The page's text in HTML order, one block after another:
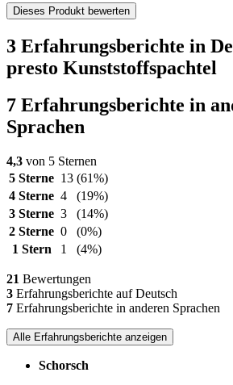
Dieses Produkt bewerten
3 Erfahrungsberichte in
presto Kunststoffspachtel
7 Erfahrungsberichte in
Sprachen
4,3 von 5 Sternen
5 Sterne 13 (61%)
4 Sterne 4
(19%)
3 Sterne 3
(14%)
2 Sterne 0
(0%)
1 Stern
1 (4%)
21 Bewertungen
3 Erfahrungsberichte auf Deutsch
7 Erfahrungsberichte in anderen Sprachen
Alle Erfahrungsberichte anzeigen
Schorsch